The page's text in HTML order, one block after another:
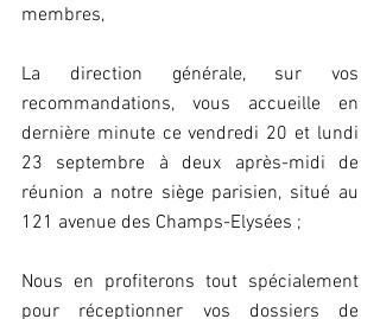
membres,
La direction générale, sur vos
recommandations, vous accueille en
dernière minute ce vendredi 20 et lundi
23 septembre à deux après-midi de
réunion a notre siège parisien, situé au
121 avenue des Champs-Elysées ;
Nous en profiterons tout spécialement
pour réceptionner vos dossiers de